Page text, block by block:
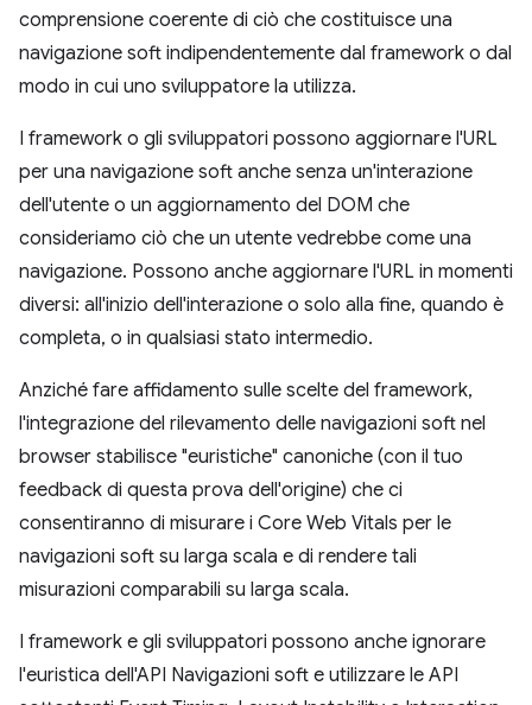
comprensione coerente di ciò che costituisce una
navigazione soft indipendentemente dal framework o dal
modo in cui uno sviluppatore la utilizza.
I framework o gli sviluppatori possono aggiornare l'URL
per una navigazione soft anche senza un'interazione
dell'utente o un aggiornamento del DOM che
consideriamo ciò che un utente vedrebbe come una
navigazione. Possono anche aggiornare l'URL in momenti
diversi: all'inizio dell'interazione o solo alla fine, quando è
completa, o in qualsiasi stato intermedio.
Anziché fare affidamento sulle scelte del framework,
l'integrazione del rilevamento delle navigazioni soft nel
browser stabilisce "euristiche" canoniche (con il tuo
feedback di questa prova dell'origine) che ci
consentiranno di misurare i Core Web Vitals per le
navigazioni soft su larga scala e di rendere tali
misurazioni comparabili su larga scala.
I framework e gli sviluppatori possono anche ignorare
l'euristica dell'API Navigazioni soft e utilizzare le API